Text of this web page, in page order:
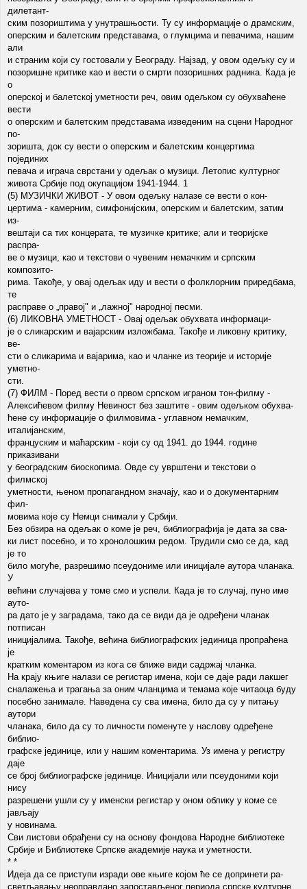
дилетант-
ским позориштима у унутрашњости. Ту су информације о драмским,
оперским и балетским представама, о глумцима и певачима, нашим
али
и страним који су гостовали у Београду. Најзад, у овом одељку су и
позоришне критике као и вести о смрти позоришних радника. Када је
о
оперској и балетској уметности реч, овим одељком су обухваћене
вести
о оперским и балетским представама изведеним на сцени Народног
по-
зоришта, док су вести о оперским и балетским концертима
појединих
певача и играча сврстани у одељак о музици. Летопис културног
живота Србије под окупацијом 1941-1944. 1
(5) МУЗИЧКИ ЖИВОТ - У овом одељку налазе се вести о кон-
цертима - камерним, симфонијским, оперским и балетским, затим
из-
вештаји са тих концерата, те музичке критике; али и теоријске
распра-
ве о музици, као и текстови о чувеним немачким и српским
композито-
рима. Такође, у овај одељак иду и вести о фолклорним приредбама,
те
расправе о „правој" и „лажној" народној песми.
(6) ЛИКОВНА УМЕТНОСТ - Овај одељак обухвата информаци-
је о сликарским и вајарским изложбама. Такође и ликовну критику,
ве-
сти о сликарима и вајарима, као и чланке из теорије и историје
уметно-
сти.
(7) ФИЛМ - Поред вести о првом српском играном тон-филму -
Алексићевом филму Невиност без заштите - овим одељком обухва-
ћене су информације о филмовима - углавном немачким,
италијанским,
француским и маћарским - који су од 1941. до 1944. године
приказивани
у београдским биоскопима. Овде су уврштени и текстови о
филмској
уметности, њеном пропагандном значају, као и о документарним
фил-
мовима које су Немци снимали у Србији.
Без обзира на одељак о коме је реч, библиографија је дата за сва-
ки лист посебно, и то хронолошким редом. Трудили смо се да, кад
је то
било могуће, разрешимо псеудониме или иницијале аутора чланака.
У
већини случајева у томе смо и успели. Када је то случај, пуно име
ауто-
ра дато је у заградама, тако да се види да је одређени чланак
потписан
иницијалима. Такође, већина библиографских јединица пропраћена
је
кратким коментаром из кога се ближе види садржај чланка.
На крају књиге налази се регистар имена, који се даје ради лакшег
сналажења и трагања за оним чланцима и темама које читаоца буду
посебно занимале. Наведена су сва имена, било да су у питању
аутори
чланака, било да су то личности поменуте у наслову одређене
библио-
графске јединице, или у нашим коментарима. Уз имена у регистру
даје
се број библиографске јединице. Иницијали или псеудоними који
нису
разрешени ушли су у именски регистар у оном облику у коме се
јављају
у новинама.
Сви листови обрађени су на основу фондова Народне библиотеке
Србије и Библиотеке Српске академије наука и уметности.
* *
Идеја да се приступи изради ове књиге којом ће се допринети ра-
светљавању неоправдано запостављеног периода српске културне